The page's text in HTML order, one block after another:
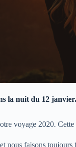
la nuit du 12
voyage 2020.
nous faisons